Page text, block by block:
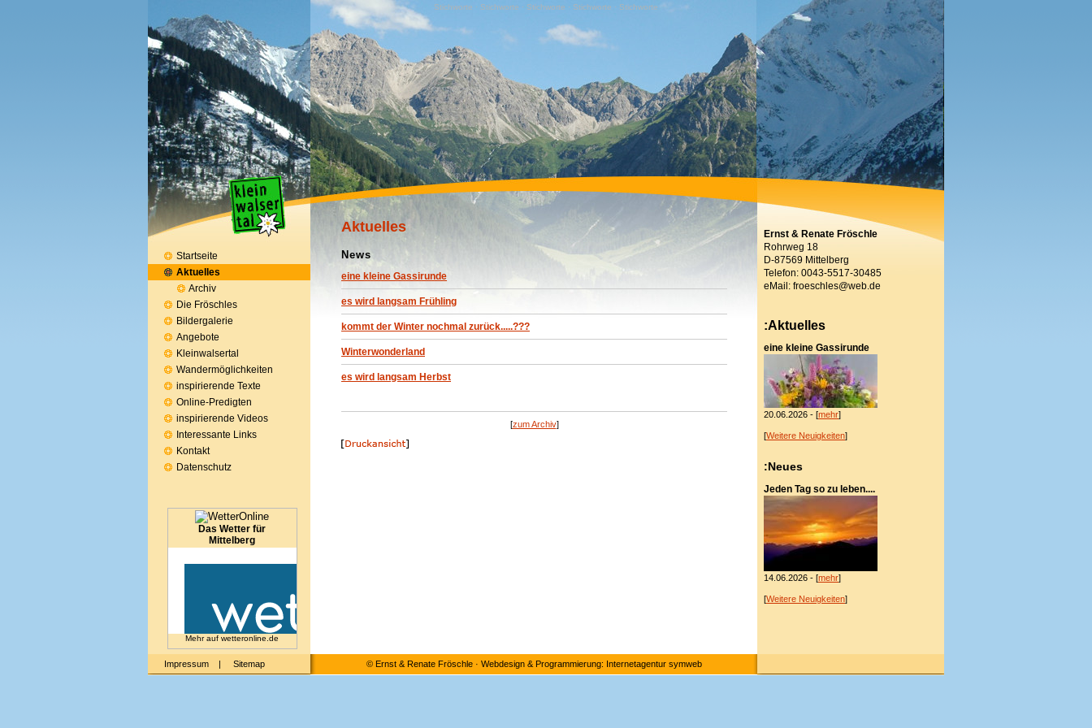
Stichworte · Stichworte · Stichworte · Stichworte · Stichworte
Aktuelles
News
eine kleine Gassirunde
es wird langsam Frühling
kommt der Winter nochmal zurück.....???
Winterwonderland
es wird langsam Herbst
[zum Archiv]
Startseite
Aktuelles
Archiv
Die Fröschles
Bildergalerie
Angebote
Kleinwalsertal
Wandermöglichkeiten
inspirierende Texte
Online-Predigten
inspirierende Videos
Interessante Links
Kontakt
Datenschutz
Das Wetter für
Mittelberg
Mehr auf wetteronline.de
Ernst & Renate Fröschle
Rohrweg 18
D-87569 Mittelberg
Telefon: 0043-5517-30485
eMail: froeschles@web.de
:Aktuelles
eine kleine Gassirunde
20.06.2026 - [mehr]
[Weitere Neuigkeiten]
:Neues
Jeden Tag so zu leben....
14.06.2026 - [mehr]
[Weitere Neuigkeiten]
Impressum | Sitemap © Ernst & Renate Fröschle· Webdesign & Programmierung: Internetagentur symweb